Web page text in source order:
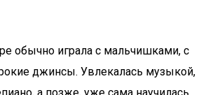
обычно играла с мальчишками, с
джинсы. Увлекалась музыкой,